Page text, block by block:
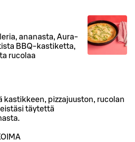
ananasta, Aura-
BBQ-kastiketta,
rucolaa
kastikkeen, pizzajuuston, rucolan
täytettä